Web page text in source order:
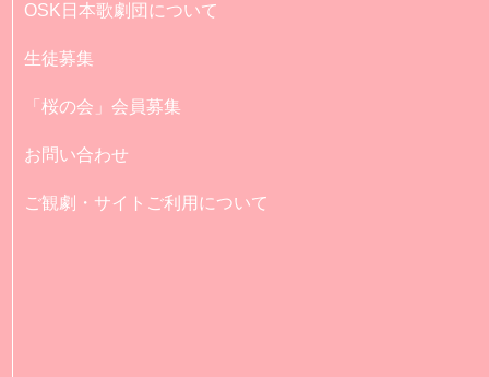
OSK日本歌劇団について
生徒募集
「桜の会」会員募集
お問い合わせ
ご観劇・サイトご利用について